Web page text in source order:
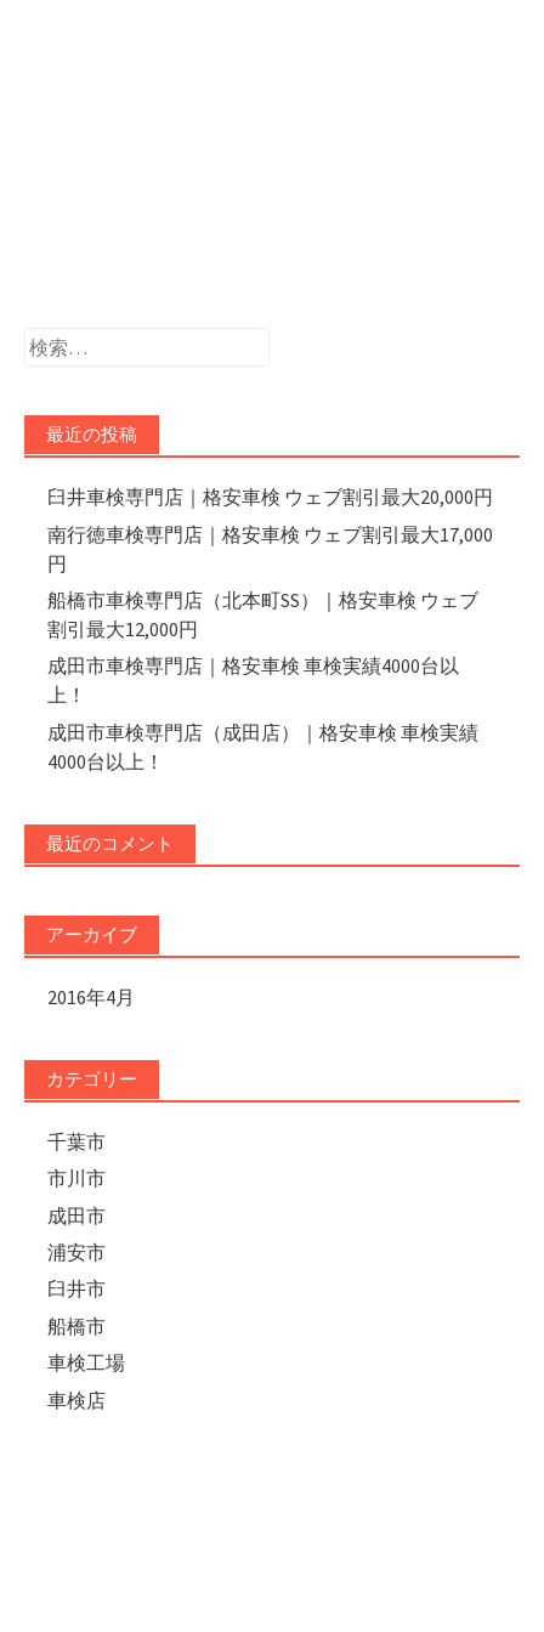
検
最近の投稿
臼井車検専門店｜格安車検 ウェブ割引最大20,000円
南行徳車検専門店｜格安車検 ウェブ割引最大17,000
円
船橋市車検専門店（北本町SS）｜格安車検 ウェブ
割引最大12,000円
成田市車検専門店｜格安車検 車検実績4000台以
上！
成田市車検専門店（成田店）｜格安車検 車検実績
4000台以上！
最近のコメント
アーカイブ
2016年4月
カテゴリー
千葉市
市川市
成田市
浦安市
臼井市
船橋市
車検工場
車検店